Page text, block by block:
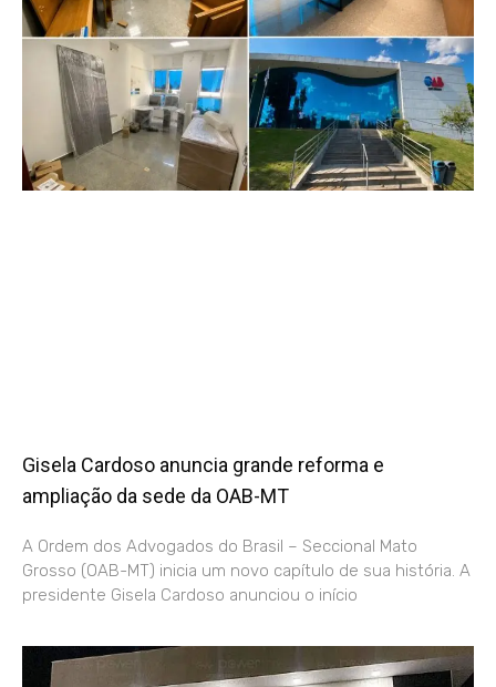
Gisela Cardoso anuncia grande reforma e
ampliação da sede da OAB-MT
A Ordem dos Advogados do Brasil – Seccional Mato
Grosso (OAB-MT) inicia um novo capítulo de sua história. A
presidente Gisela Cardoso anunciou o início